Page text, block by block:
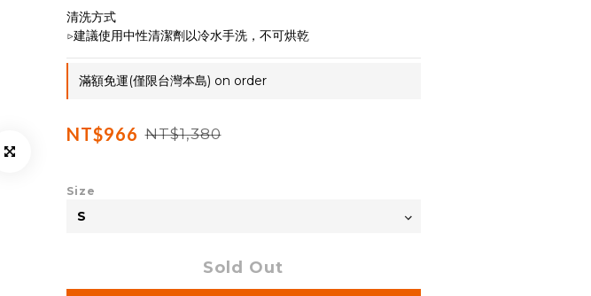
清洗方式
▷建議使用中性清潔劑以冷水手洗，不可烘乾
滿額免運(僅限台灣本島) on order
NT$966 NT$1,380
Size
Sold Out